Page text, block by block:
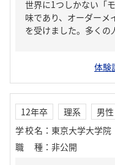
世界に1つしかない「
味であり、オーダーメ
を受けました。多くの
体験
12年卒 理系
男性
学校名 ： 東京大学大学院
職種 ： 非公開